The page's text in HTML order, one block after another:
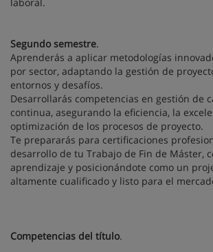
Segundo semestre.
Aprenderás a aplicar metodologías
por sector, adaptando la gestión de
entornos y desafíos.
Desarrollarás competencias en gestión de
continua, asegurando la eficiencia, la
optimización de los procesos de proyecto.
Te prepararás para certificaciones
desarrollo de tu Trabajo de Fin de Máster,
aprendizaje y posicionándote como un
altamente cualificado y listo para el
Competencias del título.